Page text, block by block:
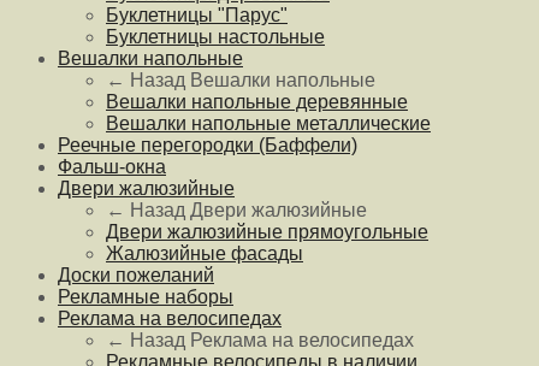
Буклетницы "Парус"
Буклетницы настольные
Вешалки напольные
← Назад Вешалки напольные
Вешалки напольные деревянные
Вешалки напольные металлические
Реечные перегородки (Баффели)
Фальш-окна
Двери жалюзийные
← Назад Двери жалюзийные
Двери жалюзийные прямоугольные
Жалюзийные фасады
Доски пожеланий
Рекламные наборы
Реклама на велосипедах
← Назад Реклама на велосипедах